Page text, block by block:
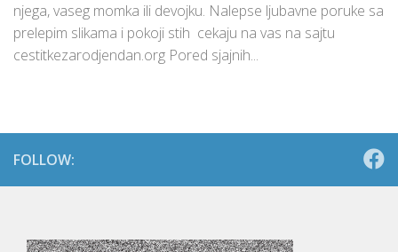
njega, vaseg momka ili devojku. Nalepse ljubavne poruke sa
prelepim slikama i pokoji stih cekaju na vas na sajtu
cestitkezarodjendan.org Pored sjajnih...
FOLLOW: